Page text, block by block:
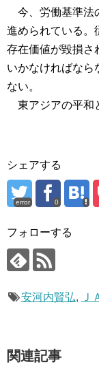
今、労働基準法
進められている。
存在価値が毀損さ
いかなければなら
ない。
東アジアの平和
シェアする
error 0
フォローする
安河内賢弘, Ｊ
関連記事